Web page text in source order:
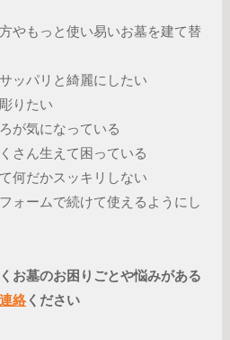
やもっと使い易いお墓を建て替
ッパリと綺麗にしたい
りたい
が気になっている
さん生えて困っている
何だかスッキリしない
ォームで続けて使えるようにし
お墓のお困りごとや悩みがある
絡ください